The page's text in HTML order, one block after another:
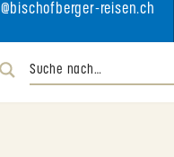
reisen.ch